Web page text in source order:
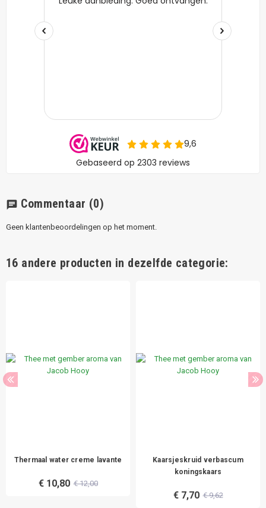
chat Commentaar (0)
Geen klantenbeoordelingen op het moment.
16 andere producten in dezelfde categorie:
Thermaal water creme lavante
€ 10,80 € 12,00
Kaarsjeskruid verbascum
koningskaars
€ 7,70 € 9,62